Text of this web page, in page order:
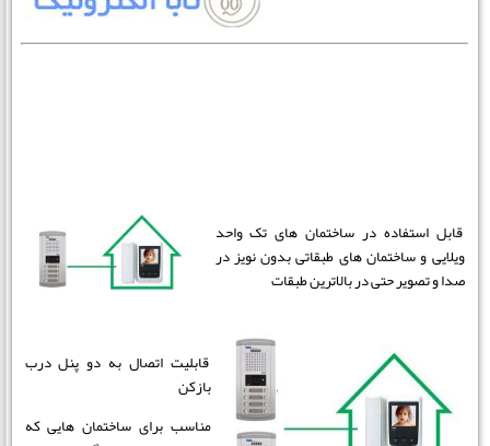
قابل استفاده در ساختمان های تک واحد
ویلایی و ساختمان های طبقاتی بدون نویز در
صدا و تصویر حتی در بالاترین طبقات
قابلیت اتصال به دو پنل درب
بازکن
مناسب برای ساختمان هایی که